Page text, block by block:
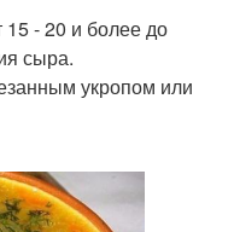
- 20 и более до
сыра.
укропом или